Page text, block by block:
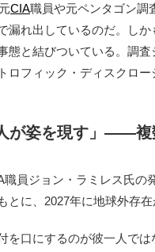
CIA職員や元ペンタゴン調
漏れ出しているのだ。し
態と結びついている。調
ロフィック・ディスクロー
が姿を現す」——
員ジョン・ラミレス氏の
とに、2027年に地球外存
口にするのが彼一人で